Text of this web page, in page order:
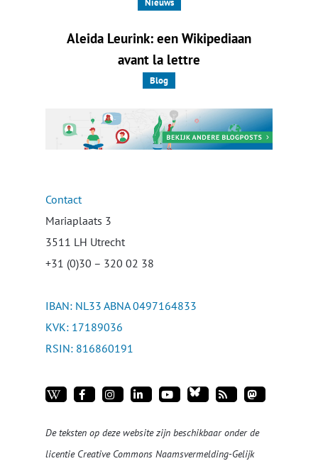
Nieuws
Aleida Leurink: een Wikipediaan
avant la lettre
Blog
Contact
Mariaplaats 3
3511 LH Utrecht
+31 (0)30 – 320 02 38
IBAN: NL33 ABNA 0497164833
KVK: 17189036
RSIN: 816860191
De teksten op deze website zijn beschikbaar onder de
licentie Creative Commons Naamsvermelding-Gelijk